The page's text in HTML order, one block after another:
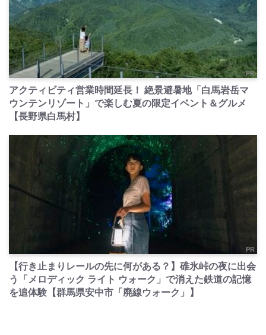
PR
アクティビティ営業時間延長！ 絶景避暑地「白馬岩岳マ
ウンテンリゾート」で楽しむ夏の限定イベント＆グルメ
【長野県白馬村】
PR
【行き止まりレールの先に何がある？】碓氷峠の夜に出会
う「メロディック ライト ウォーク」で消えた鉄道の記憶
を追体験【群馬県安中市「廃線ウォーク」】